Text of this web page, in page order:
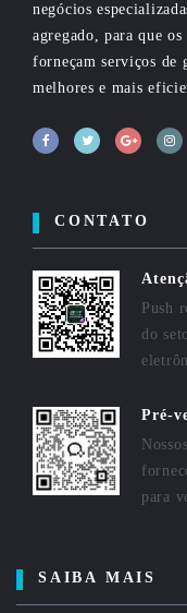
negócios
agregado, para que
forneçam serviços de
melhores e mais
CONTATO
Push
do
Pré-
para
SAIBA MAIS